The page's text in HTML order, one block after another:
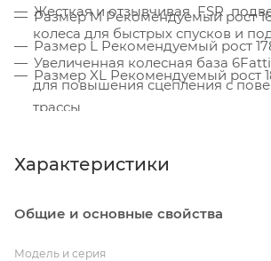
Жесткая и отзывчиваяFSR
колеса для быстрых спусков и
Увеличенная колесная база
для повышения сцепления с
трассы
Размер M Рекомендуемый рост
Размер L Рекомендуемый рост
Размер XL Рекомендуемый рост
Характеристики
Общие и основные свойства
Модель и серия